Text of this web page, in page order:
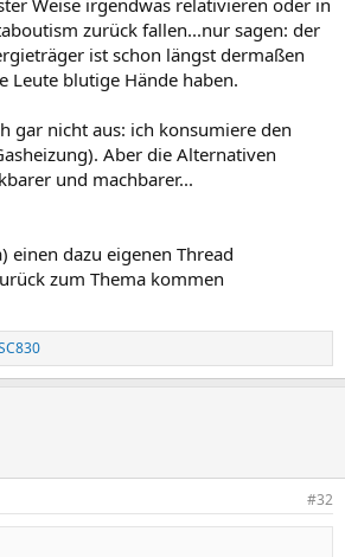
Weise irgendwas relativieren oder in
zurück fallen...nur sagen: der
ist schon längst dermaßen
Leute blutige Hände haben.
gar nicht aus: ich konsumiere den
Aber die Alternativen
und machbarer...
einen dazu eigenen Thread
zum Thema kommen
#32